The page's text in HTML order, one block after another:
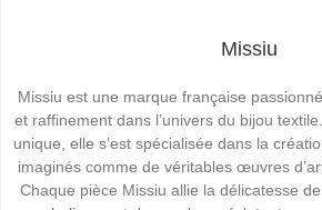
Missiu
Missiu est une marque française
et raffinement dans l’univers du bijou
unique, elle s’est spécialisée dans la
imaginés comme de véritables œuvres
Chaque pièce Missiu allie la délicatesse